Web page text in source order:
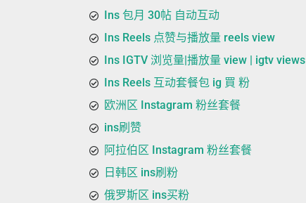
Ins 包月 30帖 自动互动
Ins Reels 点赞与播放量 reels view
Ins IGTV 浏览量|播放量 view | igtv views
Ins Reels 互动套餐包 ig 買 粉
欧洲区 Instagram 粉丝套餐
ins刷赞
阿拉伯区 Instagram 粉丝套餐
日韩区 ins刷粉
俄罗斯区 ins买粉